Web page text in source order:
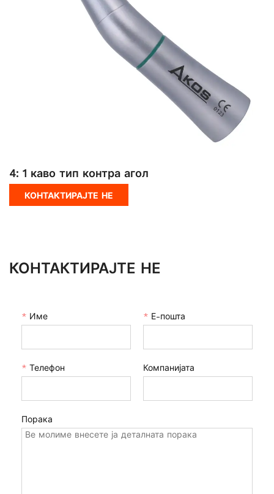
4: 1 каво тип контра агол
КОНТАКТИРАЈТЕ НЕ
КОНТАКТИРАЈТЕ НЕ
* Име * Е-пошта
* Телефон Компанијата
Порака